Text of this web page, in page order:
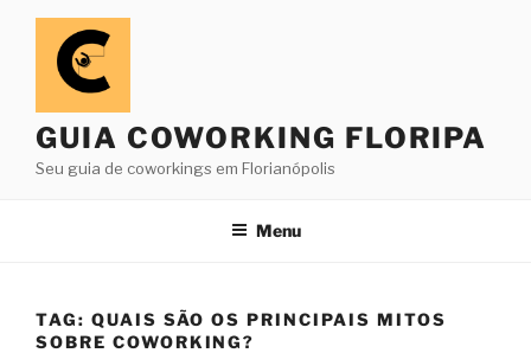
Pular
conteúdo
GUIA COWORKING FLORIPA
Seu guia de coworkings em Florianópolis
Menu
TAG: QUAIS SÃO OS PRINCIPAIS MITOS
SOBRE COWORKING?